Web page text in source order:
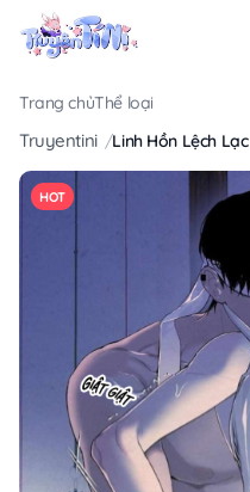
Trang chủThể loại
Truyentini Linh Hồn Lệch Lạc
HOT